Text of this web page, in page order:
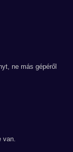
ne más gépéről
van.